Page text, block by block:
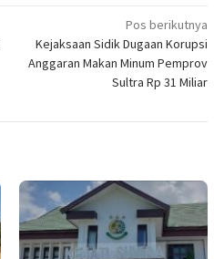
Pos berikutnya
Kejaksaan Sidik Dugaan Korupsi
Anggaran Makan Minum Pemprov
Sultra Rp 31 Miliar